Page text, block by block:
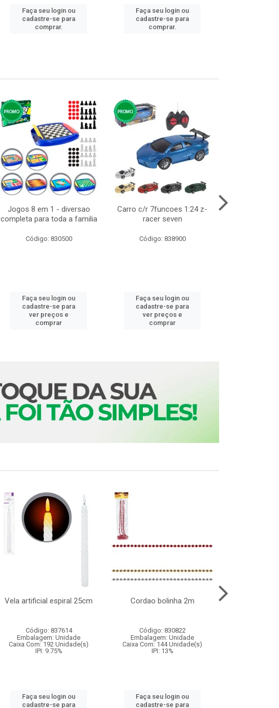
Faça seu login ou
cadastre-se para
comprar.
Faça seu login ou
cadastre-se para
comprar.
Jogos 8 em 1 - diversao
completa para toda a familia
Código: 830500
Faça seu login ou
cadastre-se para
ver preços e
comprar
Carro c/r 7funcoes 1:24 z-
racer seven
Código: 838900
Faça seu login ou
cadastre-se para
ver preços e
comprar
Vela artificial espiral 25cm
Código: 837614
Embalagem: Unidade
Caixa Com: 192 Unidade(s)
IPI: 9.75%
Faça seu login ou
cadastre-se para
Cordao bolinha 2m
Código: 830822
Embalagem: Unidade
Caixa Com: 144 Unidade(s)
IPI: 13%
Faça seu login ou
cadastre-se para